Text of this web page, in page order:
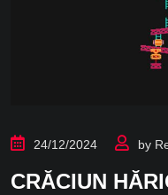
24/12/2024 by
CRĂCIUN